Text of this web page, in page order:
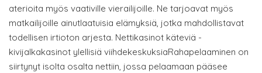
aterioita myös vaativille vierailijoille. Ne tarjoavat myös
matkailijoille ainutlaatuisia elämyksiä, jotka mahdollistavat
todellisen irtioton arjesta. Nettikasinot käteviä -
kivijalkakasinot ylellisiä viihdekeskuksiaRahapelaaminen on
siirtynyt isolta osalta nettiin, jossa pelaamaan pääsee